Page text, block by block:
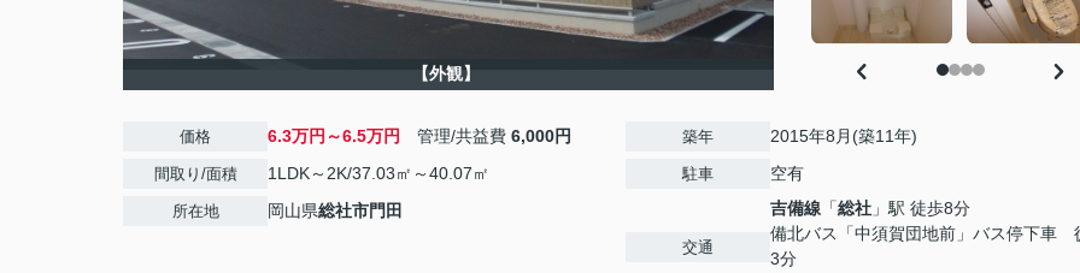
【外観】
価格 6.3万円～6.5万円 管理/共益費 6,000円
間取り/面積 1LDK～2K/37.03㎡～40.07㎡
所在地 岡山県総社市門田
築年 2015年8月(築11年)
駐車 空有
交通
吉備線 「総社 」駅 徒歩8分
備北バス「中須賀団地前」バス停下車
3分